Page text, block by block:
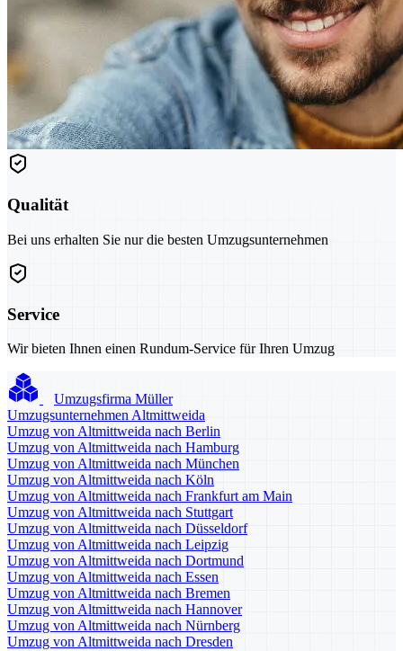
Qualität
Bei uns erhalten Sie nur die besten Umzugsunternehmen
Service
Wir bieten Ihnen einen Rundum-Service für Ihren Umzug
Umzugsfirma Müller
Umzugsunternehmen Altmittweida
Umzug von Altmittweida nach Berlin
Umzug von Altmittweida nach Hamburg
Umzug von Altmittweida nach München
Umzug von Altmittweida nach Köln
Umzug von Altmittweida nach Frankfurt am Main
Umzug von Altmittweida nach Stuttgart
Umzug von Altmittweida nach Düsseldorf
Umzug von Altmittweida nach Leipzig
Umzug von Altmittweida nach Dortmund
Umzug von Altmittweida nach Essen
Umzug von Altmittweida nach Bremen
Umzug von Altmittweida nach Hannover
Umzug von Altmittweida nach Nürnberg
Umzug von Altmittweida nach Dresden